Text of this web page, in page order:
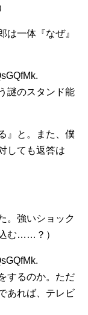
は一体『なぜ』
謎のスタンド能
』と。また、僕
しても返答は
。強いショック
む……？）
するのか。ただ
あれば、テレビ